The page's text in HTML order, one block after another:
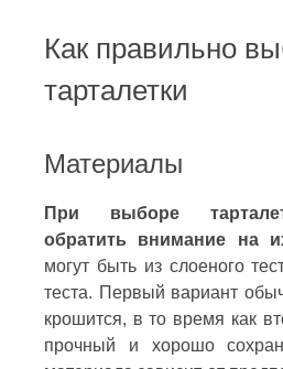
Как правильно
тарталетки
Материалы
При выборе
обратить внимание на
могут быть из слоеного
теста. Первый вариант
крошится, в то время как
прочный и хорошо